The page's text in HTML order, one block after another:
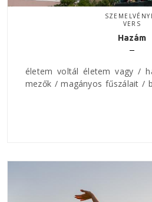
VERS
Hazám
életem voltál életem vagy /
mezők / magányos fűszálait /